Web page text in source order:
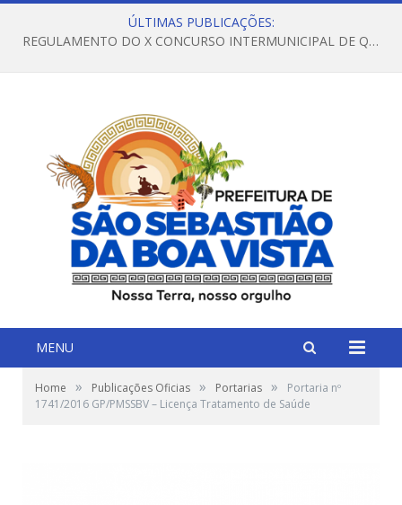
ÚLTIMAS PUBLICAÇÕES:
REGULAMENTO DO X CONCURSO INTERMUNICIPAL DE QUADRILHAS JUNINAS – 2026 – ARRAIÁ DA VENEZA
MENU
Home » Publicações Oficias » Portarias »
Portaria nº
1741/2016 GP/PMSSBV – Licença Tratamento de Saúde